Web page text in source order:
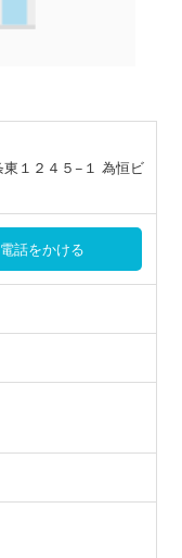
１２４５−１ 為恒ビ
話をかける